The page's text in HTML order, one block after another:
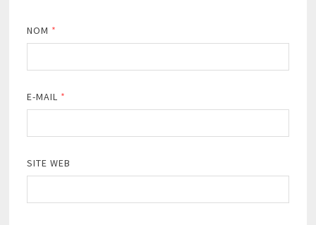
NOM *
E-MAIL *
SITE WEB